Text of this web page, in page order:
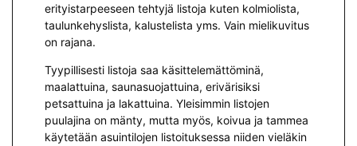
erityistarpeeseen tehtyjä listoja kuten kolmiolista,
taulunkehyslista, kalustelista yms. Vain mielikuvitus
on rajana.
Tyypillisesti listoja saa käsittelemättöminä,
maalattuina, saunasuojattuina, erivärisiksi
petsattuina ja lakattuina. Yleisimmin listojen
puulajina on mänty, mutta myös, koivua ja tammea
käytetään asuintilojen listoituksessa niiden vieläkin